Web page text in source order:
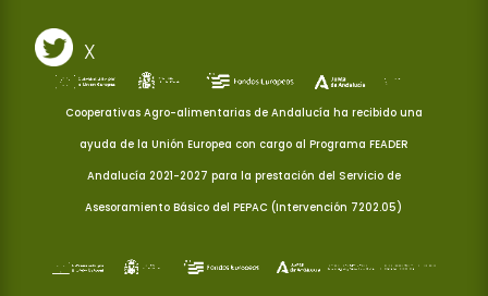
X
Cooperativas Agro-alimentarias de Andalucía ha recibido una
ayuda de la Unión Europea con cargo al Programa FEADER
Andalucía 2021-2027 para la prestación del Servicio de
Asesoramiento Básico del PEPAC (Intervención 7202.05)